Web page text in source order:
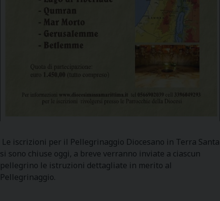
Le iscrizioni per il Pellegrinaggio Diocesano in Terra Santa
si sono chiuse oggi, a breve verranno inviate a ciascun
pellegrino le istruzioni dettagliate in merito al
Pellegrinaggio.